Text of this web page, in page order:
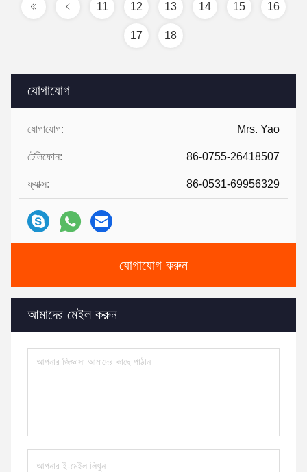
যোগাযোগ
যোগাযোগ: Mrs. Yao
টেলিফোন: 86-0755-26418507
ফ্যাক্স: 86-0531-69956329
যোগাযোগ করুন
আমাদের মেইল ​​করুন
11 12 13 14 15 16
17 18